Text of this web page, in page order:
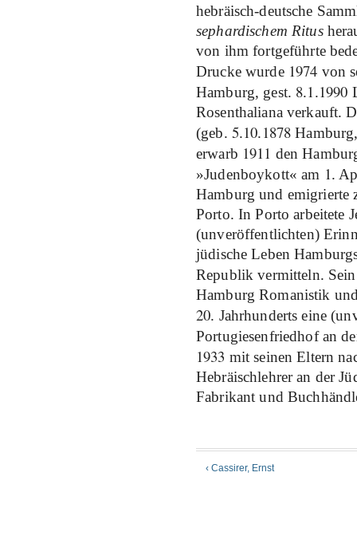
hebräisch-deutsche
sephardischem Ritus
von ihm fortgeführte
Drucke wurde 1974 von
Hamburg, gest. 8.1.1990
Rosenthaliana verkauft.
(geb. 5.10.1878
erwarb 1911 den
»Judenboykott« am 1.
Hamburg und emigrierte
Porto. In Porto arbeitete
(unveröffentlichten)
jüdische Leben
Republik vermitteln.
Hamburg Romanistik
20. Jahrhunderts eine
Portugiesenfriedhof an
1933 mit seinen Eltern
Hebräischlehrer an der
Fabrikant und
‹ Cassirer, Ernst